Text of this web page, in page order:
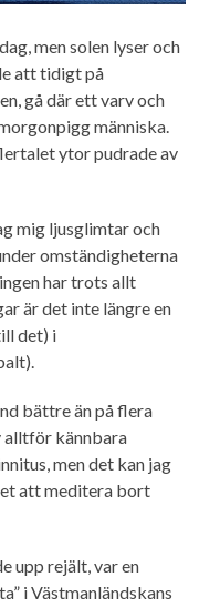
men solen lyser och
att tidigt på
gå där ett varv och
människa.
ytor pudrade av
mig ljusglimtar och
omständigheterna
har trots allt
är det inte längre en
det) i
bättre än på flera
alltför kännbara
men det kan jag
att meditera bort
upp rejält, var en
i Västman­ländskans